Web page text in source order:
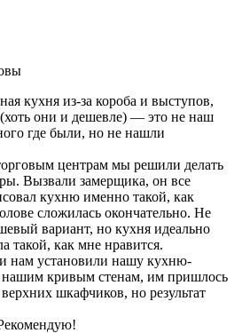
кухня из-за короба и выступов,
они и дешевле) — это не наш
где были, но не нашли
центрам мы решили делать
Вызвали замерщика, он все
кухню именно такой, как
сложилась окончательно. Не
вариант, но кухня идеально
такой, как мне нравится.
нам установили нашу кухню-
нашим кривым стенам, им пришлось
шкафчиков, но результат